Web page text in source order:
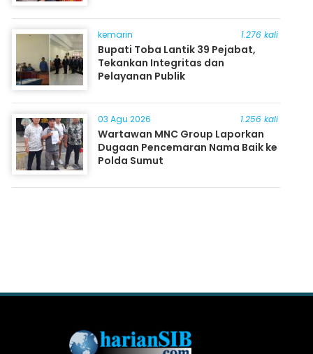
kemarin 1.276 kali
Bupati Toba Lantik 39 Pejabat,
Tekankan Integritas dan
Pelayanan Publik
03 Agu 2026 1.256 kali
Wartawan MNC Group Laporkan
Dugaan Pencemaran Nama Baik ke
Polda Sumut